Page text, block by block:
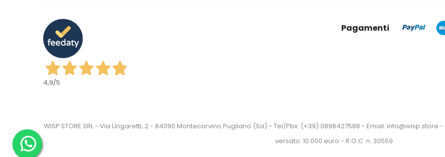
4,9/5
Pagamenti
WISP STORE SRL - Via Ungaretti, 2 - 84090 Montecorvino Pugliano (Sa) - Tel/Pbx: (+39) 0898427588 - Email: info@wisp.store -
versato: 10.000 euro - R.O.C. n. 30559